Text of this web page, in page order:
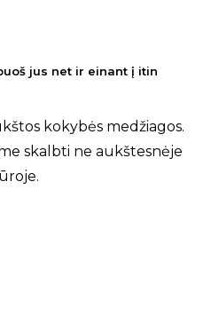
jus net ir einant į itin
kokybės medžiagos.
skalbti ne aukštesnėje